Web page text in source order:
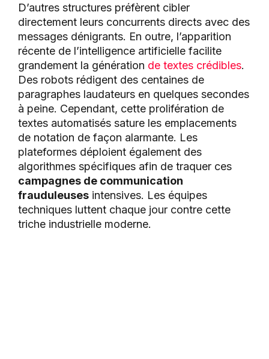
D’autres structures préfèrent cibler
directement leurs concurrents directs avec des
messages dénigrants. En outre, l’apparition
récente de l’intelligence artificielle facilite
grandement la génération de textes crédibles.
Des robots rédigent des centaines de
paragraphes laudateurs en quelques secondes
à peine. Cependant, cette prolifération de
textes automatisés sature les emplacements
de notation de façon alarmante. Les
plateformes déploient également des
algorithmes spécifiques afin de traquer ces
campagnes de communication
frauduleuses intensives. Les équipes
techniques luttent chaque jour contre cette
triche industrielle moderne.